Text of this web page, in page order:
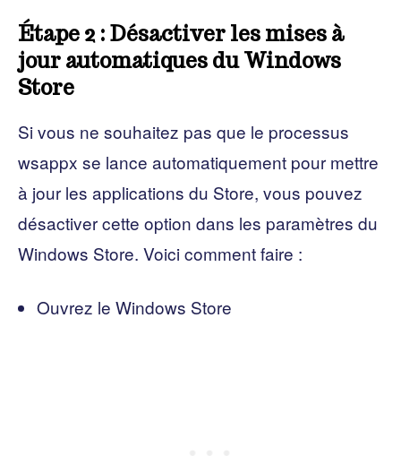
Étape 2 : Désactiver les mises à
jour automatiques du Windows
Store
Si vous ne souhaitez pas que le processus
wsappx se lance automatiquement pour mettre
à jour les applications du Store, vous pouvez
désactiver cette option dans les paramètres du
Windows Store. Voici comment faire :
Ouvrez le Windows Store